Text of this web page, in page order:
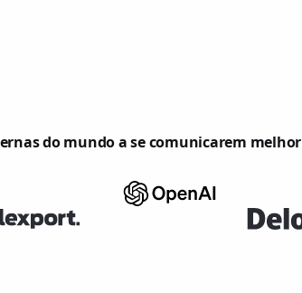
do mundo a se comunicarem melhor